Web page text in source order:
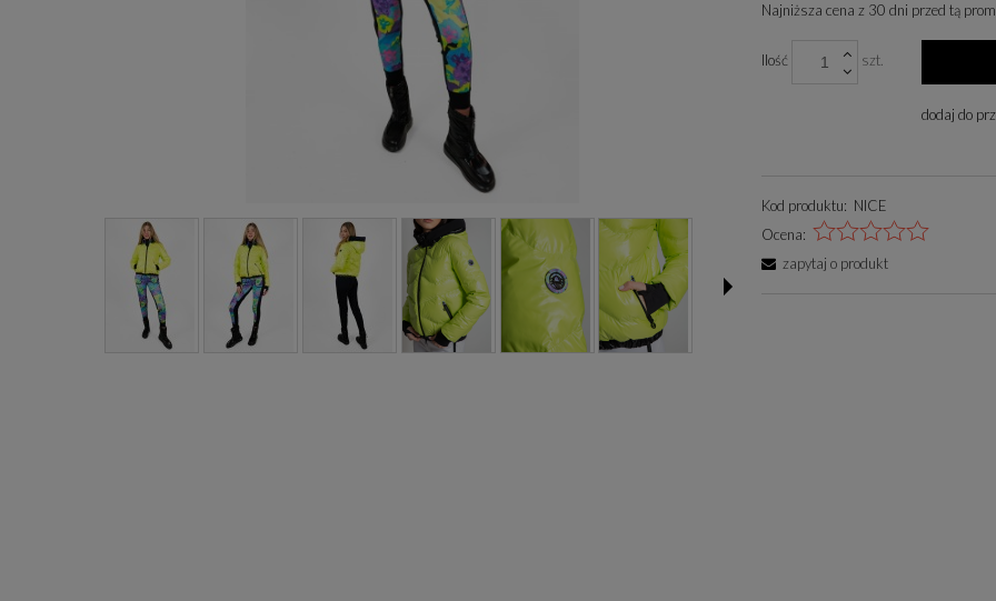
Najniższa cena z 30 dni przed tą
Jeżeli produkt jest
niż 30 dni,
się w sprzedaży.
Ilość szt.
dodaj do
Kod produktu: NICE
Ocena:
zapytaj o produkt